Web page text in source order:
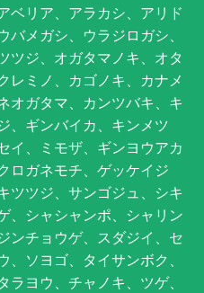
ベリア、アラカシ、アリド
メガシ、ウラジロガシ、
ツジ、オガタマノキ、オタ
レミノ、カゴノキ、カナメ
オガタマ、カンツバキ、キ
、ギンバイカ、キンメツ
イ、ミモザ、ギンヨウアカ
ロガネモチ、ゲッケイジ
ツツジ、サンゴジュ、シキ
、シャシャンポ、シャリン
ンチョウゲ、スダジイ、セ
ソヨゴ、タイサンボク、
ヨウ、チャノキ、ツゲ、